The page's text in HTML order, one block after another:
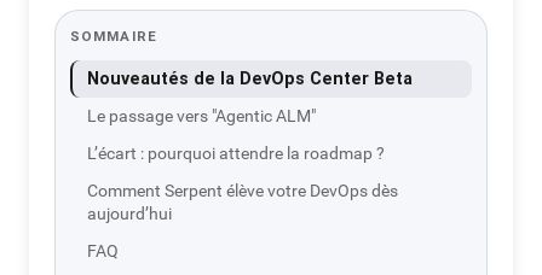
SOMMAIRE
Nouveautés de la DevOps Center Beta
Le passage vers "Agentic ALM"
L’écart : pourquoi attendre la roadmap ?
Comment Serpent élève votre DevOps dès
aujourd’hui
FAQ